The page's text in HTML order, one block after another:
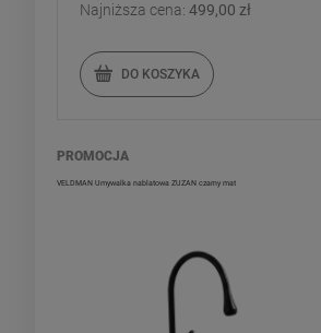
Najniższa cena: 499,00 zł
DO KOSZYKA
VELDMAN Umywalka nablatowa ZUZAN czarny mat
PROMOCJA